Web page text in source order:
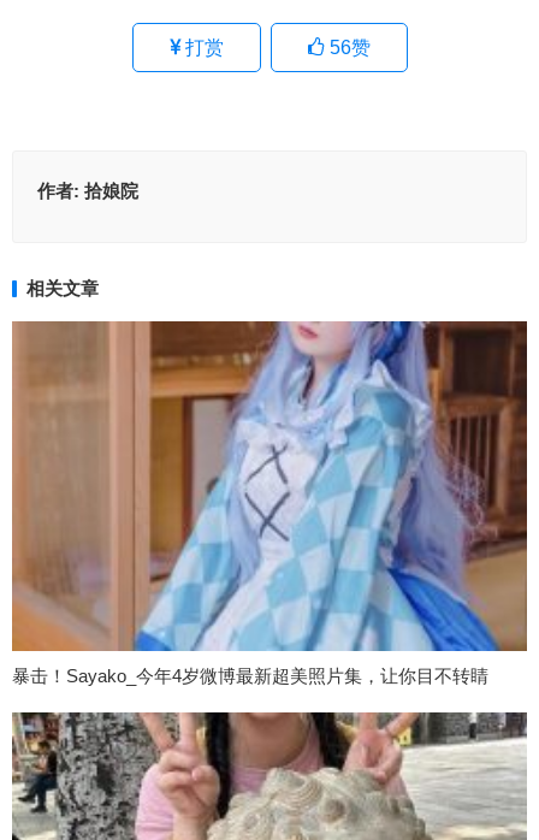
打赏 56赞
作者: 拾娘院
相关文章
暴击！Sayako_今年4岁微博最新超美照片集，让你目不转睛